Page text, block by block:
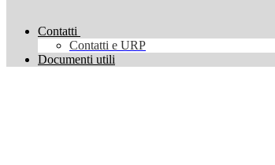
Contatti
Contatti e URP
Documenti utili